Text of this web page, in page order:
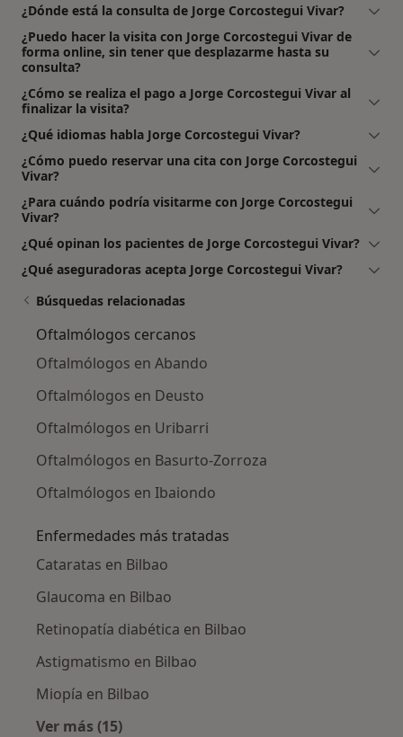
¿Dónde está la consulta de Jorge Corcostegui Vivar?
¿Puedo hacer la visita con Jorge Corcostegui Vivar de
forma online, sin tener que desplazarme hasta su
consulta?
¿Cómo se realiza el pago a Jorge Corcostegui Vivar al
finalizar la visita?
¿Qué idiomas habla Jorge Corcostegui Vivar?
¿Cómo puedo reservar una cita con Jorge Corcostegui
Vivar?
¿Para cuándo podría visitarme con Jorge Corcostegui
Vivar?
¿Qué opinan los pacientes de Jorge Corcostegui Vivar?
¿Qué aseguradoras acepta Jorge Corcostegui Vivar?
Búsquedas relacionadas
Oftalmólogos cercanos
Oftalmólogos en Abando
Oftalmólogos en Deusto
Oftalmólogos en Uribarri
Oftalmólogos en Basurto-Zorroza
Oftalmólogos en Ibaiondo
Enfermedades más tratadas
Cataratas en Bilbao
Glaucoma en Bilbao
Retinopatía diabética en Bilbao
Astigmatismo en Bilbao
Miopía en Bilbao
Ver más (15)